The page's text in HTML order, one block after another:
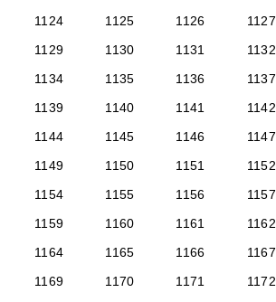
1124
1125 1126 1127
1129
1130 1131 1132
1134
1135 1136 1137
1139
1140 1141 1142
1144
1145 1146 1147
1149
1150 1151 1152
1154
1155 1156 1157
1159
1160 1161 1162
1164
1165 1166 1167
1169
1170 1171 1172